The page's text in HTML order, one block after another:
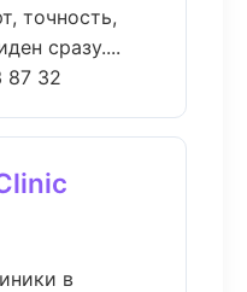
точность,
сразу....
87 32
в